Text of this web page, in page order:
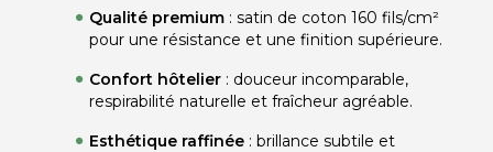
Qualité premium : satin de coton 160 fils/cm²
pour une résistance et une finition supérieure.
Confort hôtelier : douceur incomparable,
respirabilité naturelle et fraîcheur agréable.
Esthétique raffinée : brillance subtile et